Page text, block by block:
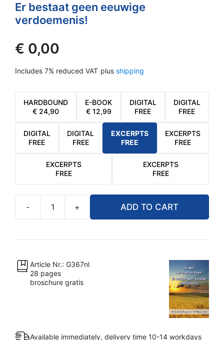
Er bestaat geen eeuwige
verdoemenis!
€ 0,00
Includes 7% reduced VAT plus shipping
HARDBOUND
€ 24,90
E-BOOK
€12,99
DIGITAL
FREE
DIGITAL
FREE
DIGITAL
FREE
DIGITAL
FREE
EXCERPTS
FREE
EXCERPTS
FREE
EXCERPTS
FREE
EXCERPTS
FREE
-
van
en
+ ADD TO CART
Article Nr.: G367nl
28 pages
broschure gratis
Available immediately, delivery time 10-14 workdays